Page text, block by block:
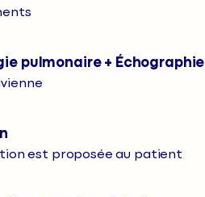
pulmonaire + Échographie
est proposée au patient